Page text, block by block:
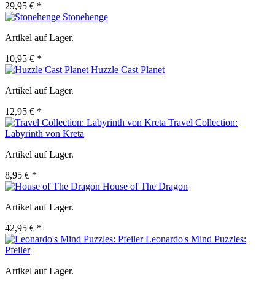
29,95 € *
Stonehenge
Artikel auf Lager.
10,95 € *
Huzzle Cast Planet
Artikel auf Lager.
12,95 € *
Travel Collection:
Labyrinth von Kreta
Artikel auf Lager.
8,95 € *
House of The Dragon
Artikel auf Lager.
42,95 € *
Leonardo's Mind Puzzles:
Pfeiler
Artikel auf Lager.